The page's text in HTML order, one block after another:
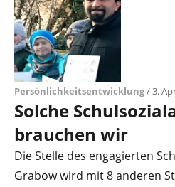
Persönlichkeitsentwicklung/ 3.
Solche
brauchen wir
Die Stelle des engagierten
Grabow wird mit 8 anderen